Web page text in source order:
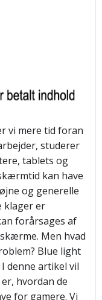
vi mere tid foran
studerer
tablets og
kan have
og generelle
klager er
forårsages af
Men hvad
Blue light
denne artikel vil
hvordan de
for gamere. Vi